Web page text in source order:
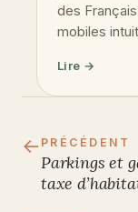
des
mobiles
Lire →
← PRÉCÉDENT
Parkings et
taxe